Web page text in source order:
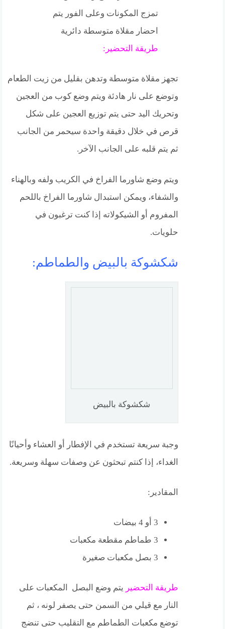
تمزج المكونات وعلى الفور يتم
احضار مقلاة متوسطة دائرية
طريقة التحضير:
تجهز مقلاة متوسطة وتدهن بقليل من زيت الطعام
وتوضع على نار هادئة ويتم وضع كوب من العجين
وتحريك اليد حتى يتم توزيع العجين على شكل
قرص في خلال دقيقة واحدة سيحمر من الجانب
ثم يتم قلبه على الجانب الآخر.
ويتم وضع شاورما الفراخ في الكريب ولفه وبالهناء
والشفاء، ويمكن استبدال شاورما الفراخ باللحم
المفروم أو الشيكولاته إذا كنت ترغبون في
حلويات.
شكشوكة بالبيض والطماطم:
شكشوكة بالبيض
وجبة سريعة تستخدم في الإفطار أو العشاء وأحيانًا
الغداء، إذا كنتم تبحثون عن وصفات سهلة وسريعة.
المقادير:
3 أو 4 بيضات
3 طماطم مقطعة مكعبات
3 بصل مكعبات صغيرة
طريقة التحضير يتم وضع البصل المكعبات على
النار مع قيلي من السمن حتى يصفر لونه ، ثم
توضع مكعبات الطماطم مع التقليب حتى تنضج